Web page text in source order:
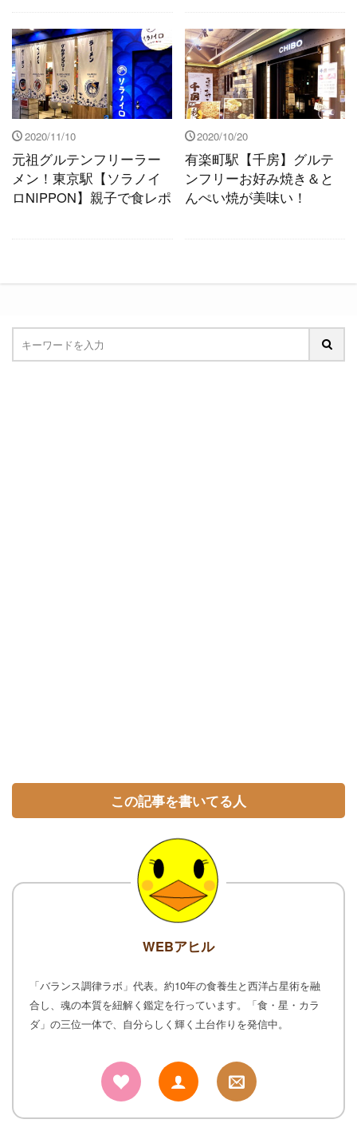
2020/11/10
元祖グルテンフリーラー
メン！東京駅【ソラノイ
ロNIPPON】親子で食レポ
2020/10/20
有楽町駅【千房】グルテ
ンフリーお好み焼き＆と
んぺい焼が美味い！
この記事を書いてる人
WEBアヒル
「バランス調律ラボ」代表。約10年の食養生と西洋占星術を融
合し、魂の本質を紐解く鑑定を行っています。「食・星・カラ
ダ」の三位一体で、自分らしく輝く土台作りを発信中。